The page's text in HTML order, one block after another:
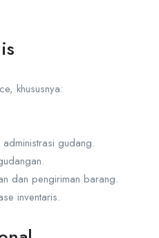
khususnya:
gudang.
dan pengiriman barang.
inventaris.